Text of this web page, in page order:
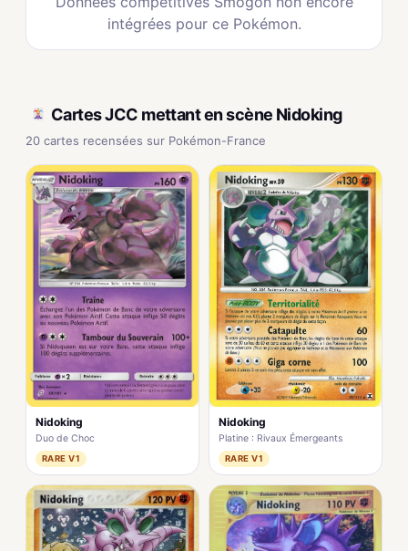
intégrées pour ce Pokémon.
Cartes JCC mettant en scène Nidoking
20 cartes recensées sur Pokémon-France
Nidoking
Duo de Choc
RARE V1
Nidoking
Platine : Rivaux Émergeants
RARE V1